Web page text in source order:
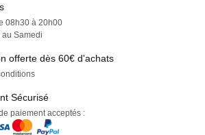
08h30 à 20h00
Samedi
offerte dès 60€ d'achats
Sécurisé
paiement acceptés :